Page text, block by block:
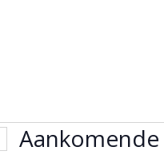
Aankomende